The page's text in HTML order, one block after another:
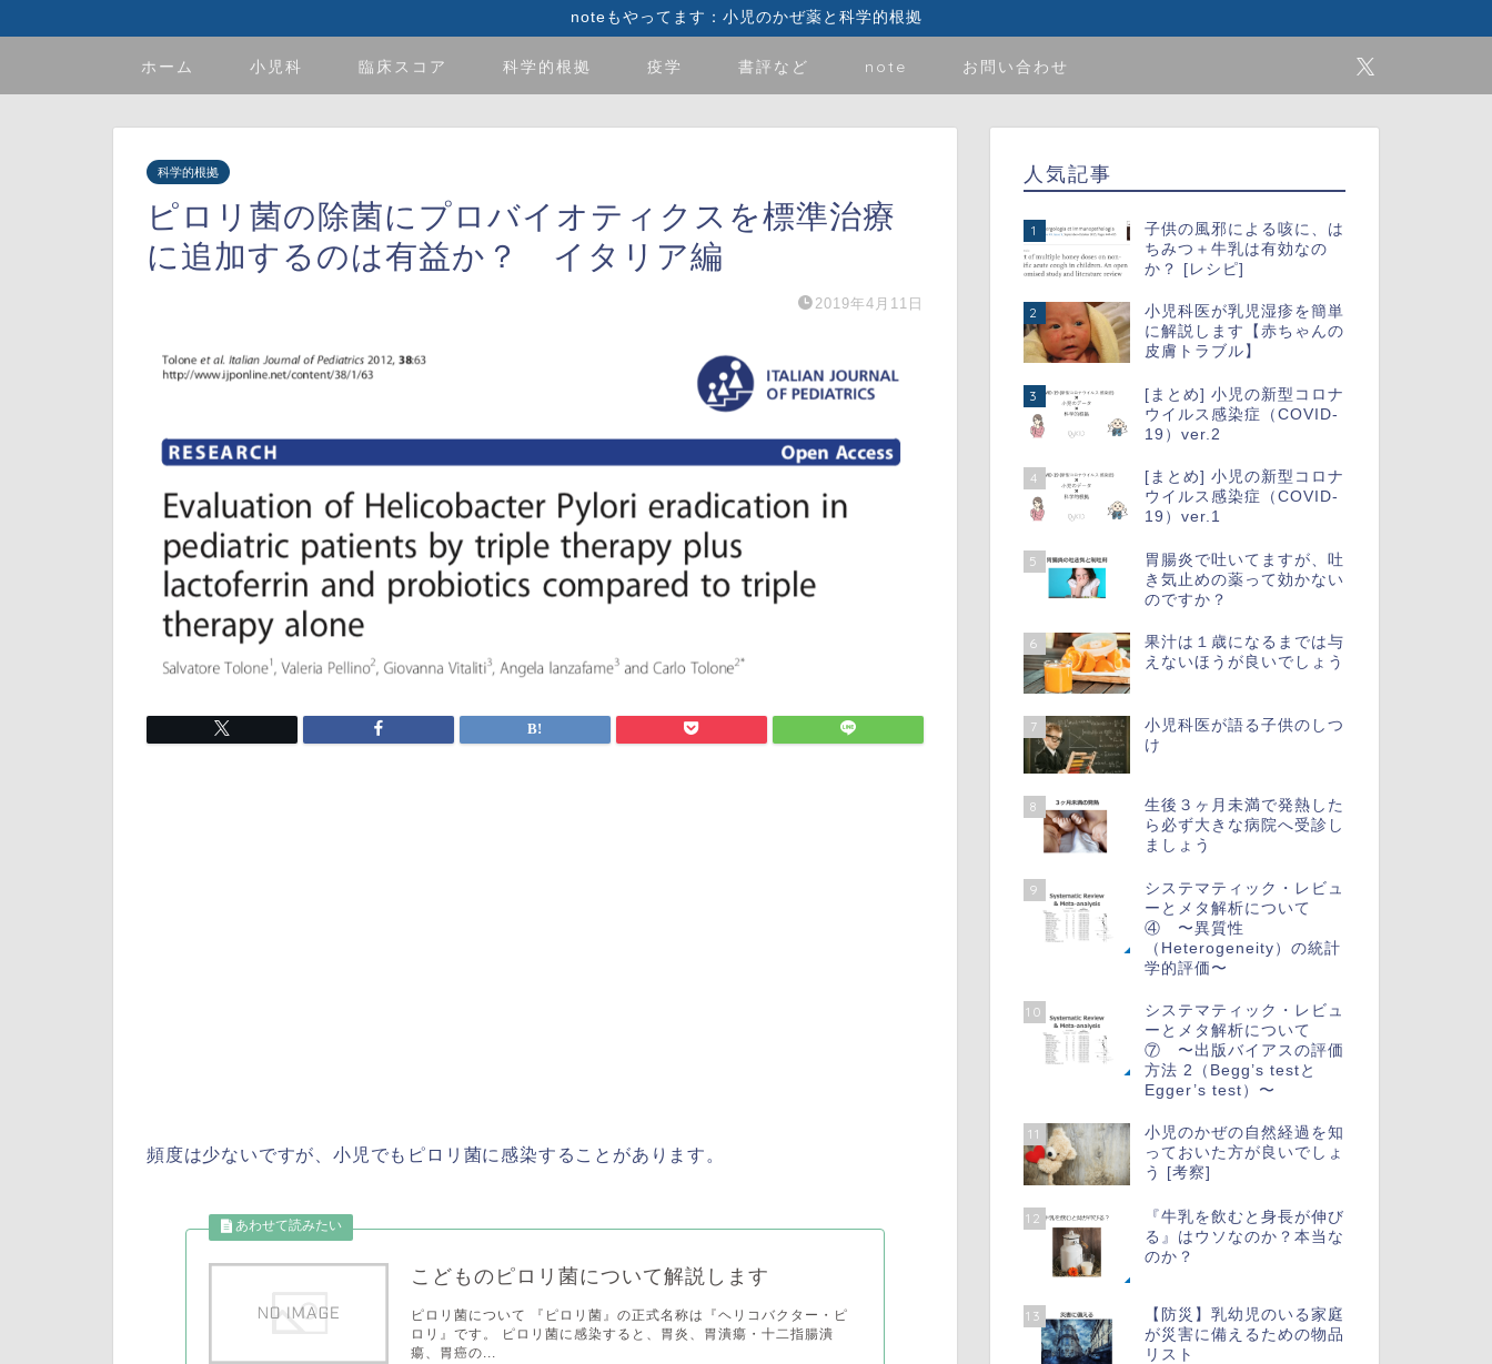
noteもやってます：小児のかぜ薬と科学的根拠
ホーム 小児科 臨床スコア 科学的根拠 疫学 書評など note お問い合わせ
科学的根拠
ピロリ菌の除菌にプロバイオティクスを標準治療
に追加するのは有益か？ イタリア編
2019年4月11日
頻度は少ないですが、小児でもピロリ菌に感染することがあります。
こどものピロリ菌について解説します
ピロリ菌について 『ピロリ菌』の正式名称は『ヘリコバクター・ピ
ロリ』です。 ピロリ菌に感染すると、胃炎、胃潰瘍・十二指腸潰
瘍、胃癌の...
人気記事
1
子供の風邪による咳に、は
ちみつ＋牛乳は有効なの
か？ [レシピ]
2
小児科医が乳児湿疹を簡単
に解説します【赤ちゃんの
皮膚トラブル】
3
[まとめ] 小児の新型コロナ
ウイルス感染症（COVID-
19）ver.2
4
[まとめ] 小児の新型コロナ
ウイルス感染症（COVID-
19）ver.1
5
胃腸炎で吐いてますが、吐
き気止めの薬って効かない
のですか？
6
果汁は１歳になるまでは与
えないほうが良いでしょう
7
小児科医が語る子供のしつ
け
8
生後３ヶ月未満で発熱した
ら必ず大きな病院へ受診し
ましょう
9
システマティック・レビュ
ーとメタ解析について
④ 〜異質性
（Heterogeneity）の統計
学的評価〜
10
システマティック・レビュ
ーとメタ解析について
⑦ 〜出版バイアスの評価
方法 2（Begg’s testと
Egger’s test）〜
11
小児のかぜの自然経過を知
っておいた方が良いでしょ
う [考察]
12
『牛乳を飲むと身長が伸び
る』はウソなのか？本当な
のか？
13
【防災】乳幼児のいる家庭
が災害に備えるための物品
リスト